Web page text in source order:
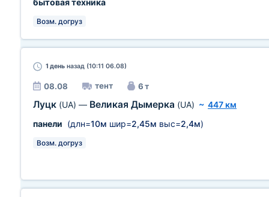
бытовая техника
Возм. догруз
1 день назад (10:11 06.08)
08.08 тент 6 т
Луцк (UA) — Великая Дымерка (UA) ~ 447 км
панели (длн=10м шир=2,45м выс=2,4м)
Возм. догруз